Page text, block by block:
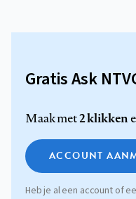
Gratis Ask
Maak met2 klikken
ACCOUNT
Heb je al een account of